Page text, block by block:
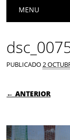
Menú
MENU
PUBLICADO2
← ANTERIOR